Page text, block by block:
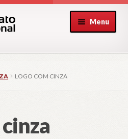
Menu
LOGO COM CINZA